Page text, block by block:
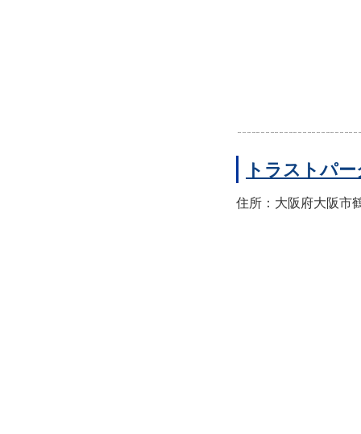
トラストパ
住所：大阪府大阪市